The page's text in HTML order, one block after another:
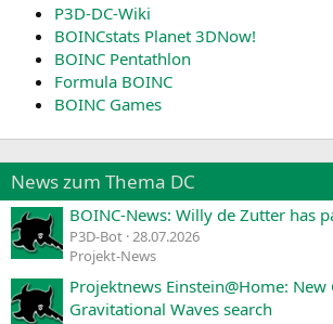
P3D-DC-Wiki
BOINCstats Planet 3DNow!
BOINC Pentathlon
Formula BOINC
BOINC Games
News zum Thema DC
BOINC-News: Willy de Zutter has
P3D-Bot 28.07.2026
Projekt-News
Projektnews Einstein@Home:
Gravitational Waves search